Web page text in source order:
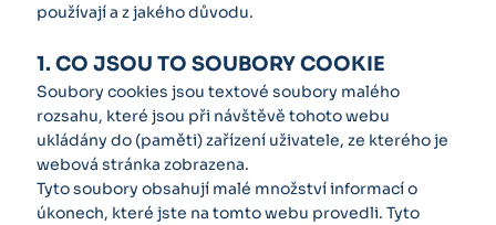
používají a z jakého důvodu.
1. CO JSOU TO SOUBORY COOKIE
Soubory cookies jsou textové soubory malého
rozsahu, které jsou při návštěvě tohoto webu
ukládány do (paměti) zařízení uživatele, ze kterého je
webová stránka zobrazena.
Tyto soubory obsahují malé množství informací o
úkonech, které jste na tomto webu provedli. Tyto